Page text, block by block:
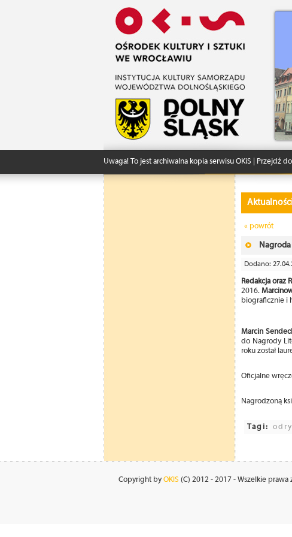
Uwaga! To jest archiwalna kopia serwisu OKiS | Przejdź
« powrót
Nagroda
Dodano:
Redakcja oraz
2016.
biograficznie i
Marcin
do Nagrody
roku został
Oficjalne
Nagrodzoną
Tagi: odry
Copyright by OKIS (C) 2012 - 2017 - Wszelkie prawa